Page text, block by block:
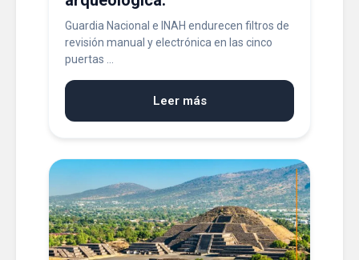
Guardia Nacional e INAH endurecen filtros de
revisión manual y electrónica en las cinco
puertas ...
Leer más